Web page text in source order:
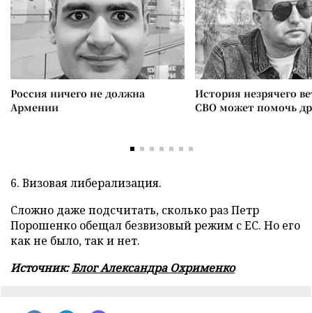
Россия ничего не должна
Армении
История незрячего
СВО может помочь
6. Визовая либерализация.
Сложно даже подсчитать, сколько раз Петр
Порошенко обещал безвизовый режим с ЕС. Но его
как не было, так и нет.
Источник:Блог Александра Охрименко